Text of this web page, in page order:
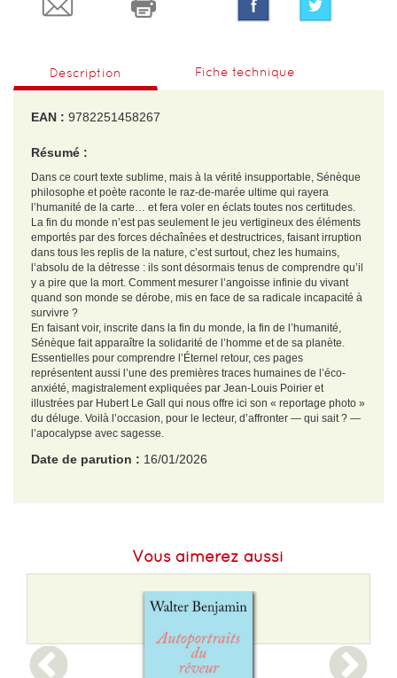
Description Fiche technique
EAN : 9782251458267
Résumé :
Dans ce court texte sublime, mais à la vérité insupportable, Sénèque
philosophe et poète raconte le raz-de-marée ultime qui rayera
l’humanité de la carte… et fera voler en éclats toutes nos certitudes.
La fin du monde n’est pas seulement le jeu vertigineux des éléments
emportés par des forces déchaînées et destructrices, faisant irruption
dans tous les replis de la nature, c’est surtout, chez les humains,
l’absolu de la détresse : ils sont désormais tenus de comprendre qu’il
y a pire que la mort. Comment mesurer l’angoisse infinie du vivant
quand son monde se dérobe, mis en face de sa radicale incapacité à
survivre ?
En faisant voir, inscrite dans la fin du monde, la fin de l’humanité,
Sénèque fait apparaître la solidarité de l’homme et de sa planète.
Essentielles pour comprendre l’Éternel retour, ces pages
représentent aussi l’une des premières traces humaines de l’éco-
anxiété, magistralement expliquées par Jean-Louis Poirier et
illustrées par Hubert Le Gall qui nous offre ici son « reportage photo »
du déluge. Voilà l’occasion, pour le lecteur, d’affronter — qui sait ? —
l’apocalypse avec sagesse.
Date de parution : 16/01/2026
Vous aimerez aussi